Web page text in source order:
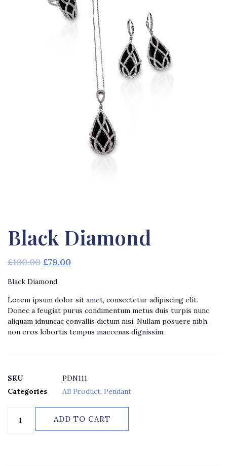
Black Diamond
£100.00 £79.00
Black Diamond
Lorem ipsum dolor sit amet, consectetur adipiscing elit.
Donec a feugiat purus condimentum metus duis turpis nunc
aliquam idnuncac convallis dictum nisi. Nullam posuere nibh
non eros lobortis tempus maecenas dignissim.
SKU
PDN111
Categories
All Product, Pendant
ADD TO CART